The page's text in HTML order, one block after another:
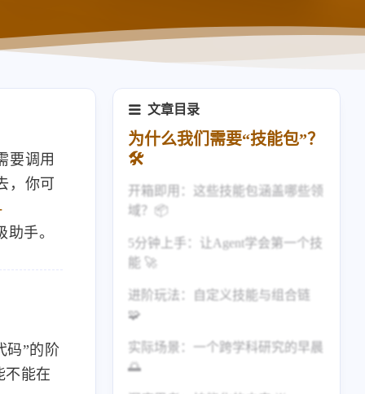
要调用
，你可
手。
码”的阶
不能在
文章目录
为什么我们需要“技能包”？
🛠️
开箱即用：这些技能包涵盖哪些领
域？📦
1. 研究与科学 🧪
3. 金融与写作 💰
5分钟上手：让Agent学会第一个技
能 🚀
进阶玩法：自定义技能与组合链
🧩
创建自定义技能
实际场景：一个跨学科研究的早晨
🌅